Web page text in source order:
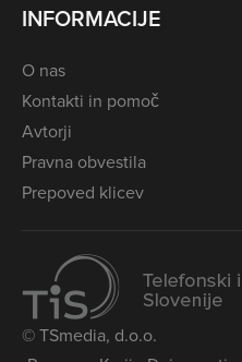
INFORMACIJE
O nas
Kontakti in pomoč
Avtorji
Pravna obvestila
Prepoved klicev
© TSmedia, d.o.o.